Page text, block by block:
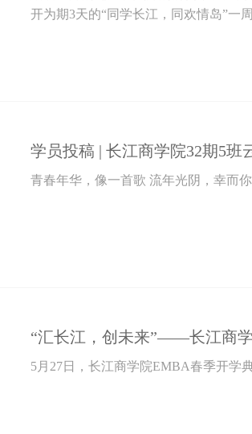
开为期3天的“同学长江，同欢情岛”一
学员投稿 | 长江商学院32期5
青春年华，像一首歌 流年光阴，幸而
“汇长江，创未来”——长江商
5月27日，长江商学院EMBA春季开学